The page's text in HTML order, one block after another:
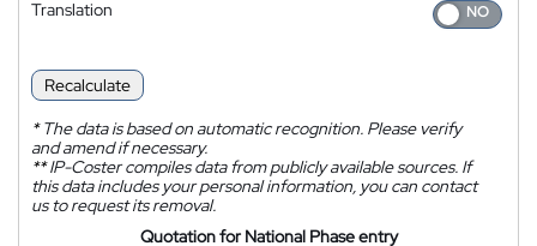
Translation
Recalculate
*The data is based on automatic recognition. Please verify
and amend if necessary.
**IP-Coster compiles data from publicly available sources. If
this data includes your personal information, you can contact
us to request its removal.
Quotation for National Phase entry